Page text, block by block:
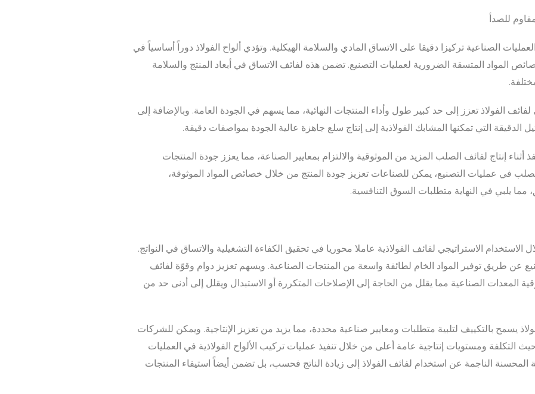
للصدأ
الصناعية تركيزا دقيقا على الاتساق المادي والسلامة الهيكلية. وتؤدي ألواح الفولاذ دوراً أساسياً في
المواد المتسقة الضرورية لعمليات التصنيع. تضمن هذه لفائف الاتساق في أبعاد المنتج والسلامة
الفولاذ تعزز إلى حد كبير طول وأداء المنتجات النهائية، مما يسهم في الجودة العامة. وبالإضافة إلى
التي تمكنها المشابك الفولاذية إلى إنتاج سلع جاهزة عالية الجودة بمواصفات دقيقة.
أثناء إنتاج لفائف الصلب المزيد من الموثوقية والالتزام بمعايير الصناعة، مما يعزز جودة المنتجات
في عمليات التصنيع، يمكن للصناعات تعزيز جودة المنتج من خلال خصائص المواد الموثوقة،
مما يلبي في النهاية متطلبات السوق التنافسية.
الاستخدام الاستراتيجي لفائف الفولاذية عاملا محوريا في تحقيق الكفاءة التشغيلية والاتساق في النواتج.
عن طريق توفير المواد الخام لطائفة واسعة من المنتجات الصناعية. ويسهم تعزيز دوام وقوّة لفائف
المعدات الصناعية مما يقلل من الحاجة إلى الإصلاحات المتكررة أو الاستبدال ويقلل إلى أدنى حد من
يسمح بالتكييف لتلبية متطلبات ومعايير صناعية محددة، مما يزيد من تعزيز الإنتاجية. ويمكن للشركات
التكلفة ومستويات إنتاجية عامة أعلى من خلال تنفيذ عمليات تركيب الألواح الفولاذية في العمليات
المحسنة الناجمة عن استخدام لفائف الفولاذ إلى زيادة الناتج فحسب، بل تضمن أيضاً استيفاء المنتجات